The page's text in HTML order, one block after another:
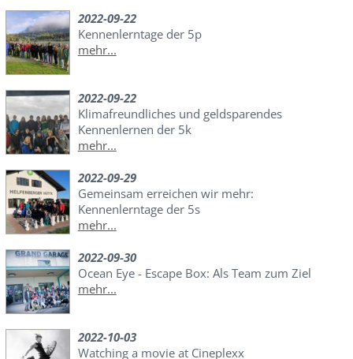
2022-09-22
Kennenlerntage der 5p
mehr...
2022-09-22
Klimafreundliches und geldsparendes
Kennenlernen der 5k
mehr...
2022-09-29
Gemeinsam erreichen wir mehr:
Kennenlerntage der 5s
mehr...
2022-09-30
Ocean Eye - Escape Box: Als Team zum Ziel
mehr...
2022-10-03
Watching a movie at Cineplexx